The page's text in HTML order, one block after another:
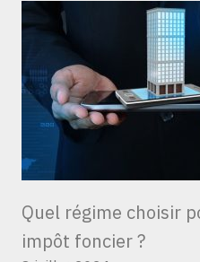
Quel régime choisir
impôt foncier ?